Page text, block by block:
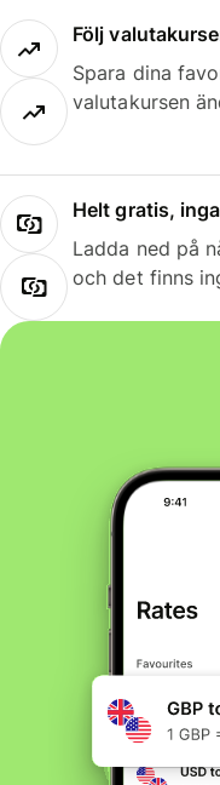
Följ
Spara dina
valutakursen
Helt gratis,
Ladda ned på
och det finns